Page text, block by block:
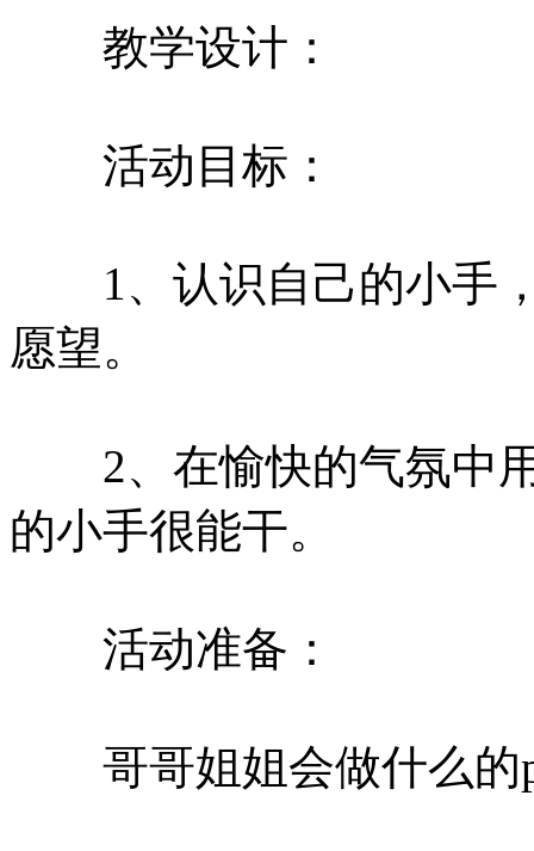
教学设计：
活动目标：
1、认识自己的小手，
愿望。
2、在愉快的气氛中用
的小手很能干。
活动准备：
哥哥姐姐会做什么的